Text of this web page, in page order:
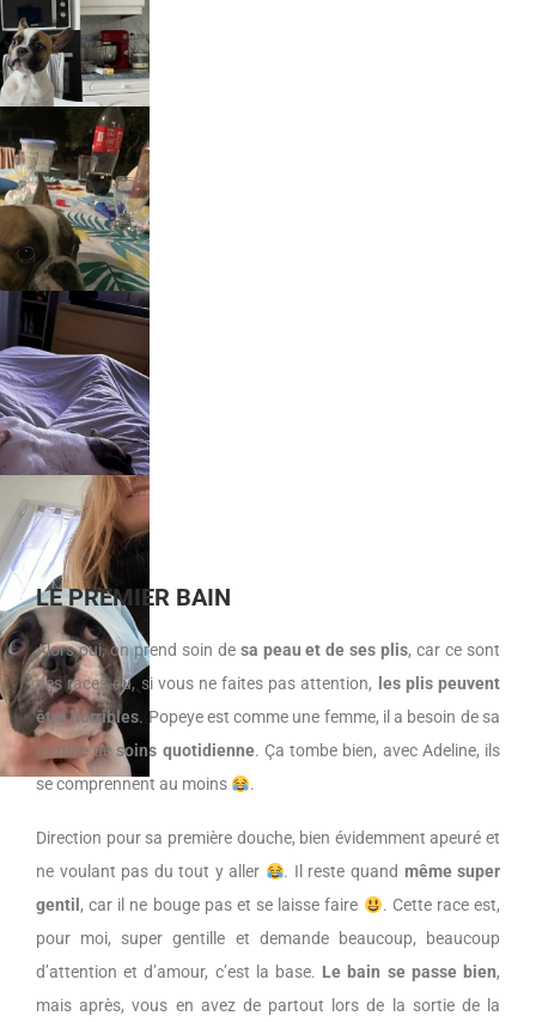
LE PREMIER BAIN
Alors oui, on prend soin desa peau et de ses plis, car ce sont
des races où, si vous ne faites pas attention,
les plis peuvent
être horribles. Popeye est comme une femme, il a besoin de sa
routine desoins quotidienne. Ça tombe bien, avec Adeline, ils
se comprennent au moins
.
Direction pour sa première douche, bien évidemment apeuré et
ne voulant pas du tout y aller
. Il reste quand même super
gentil , car il ne bouge pas et se laisse faire
. Cette race est,
pour moi, super gentille et demande beaucoup, beaucoup
d’attention et d’amour, c’est la base. Le bain se passe bien,
mais après, vous en avez de partout lors de la sortie de la